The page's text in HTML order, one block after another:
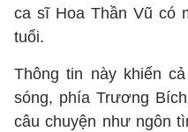
ca sĩ Hoa Thần Vũ có
tuổi.
Thông tin này khiến
sóng, phía Trương
câu chuyện như ngôn